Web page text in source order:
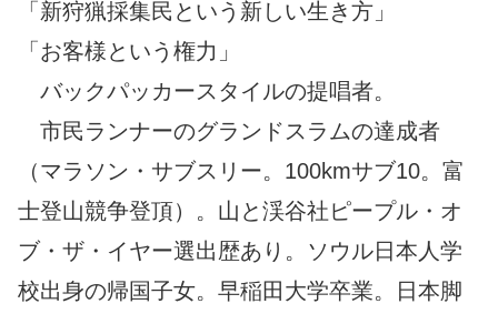
「新狩猟採集民という新しい生き方」
「お客様という権力」
バックパッカースタイルの提唱者。
市民ランナーのグランドスラムの達成者
（マラソン・サブスリー。100kmサブ10。富
士登山競争登頂）。山と渓谷社ピープル・オ
ブ・ザ・イヤー選出歴あり。ソウル日本人学
校出身の帰国子女。早稲田大学卒業。日本脚